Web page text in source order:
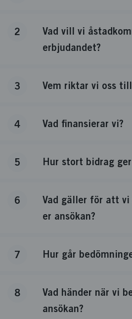
2
Vad vill vi
erbjudandet?
3 Vem riktar vi oss
4 Vad finansierar vi?
5 Hur stort bidrag
6
Vad gäller för att vi
er ansökan?
7 Hur går
8
Vad händer när vi
ansökan?